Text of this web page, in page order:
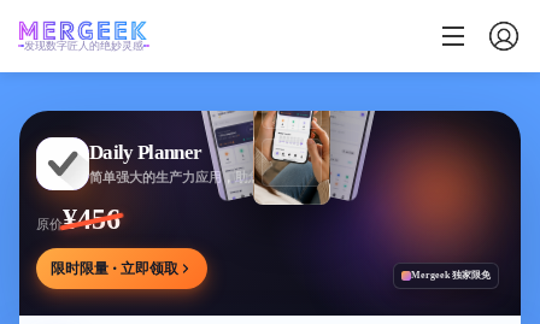
发现数字匠人的绝妙灵感
Daily Planner
简单强大的生产力应用，助您安排任务专注目标
原价¥456
限时限量 · 立即领取 Mergeek 独家限免